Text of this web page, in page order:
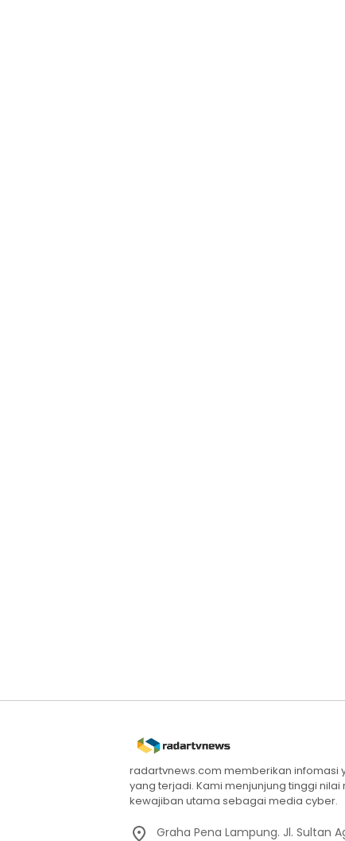
radartvnews.com memberikan infomasi
yang terjadi. Kami menjunjung tinggi
kewajiban utama sebagai media cyber.
Graha Pena Lampung. Jl. Sultan